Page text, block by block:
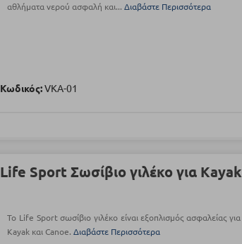
αθλήματα νερού ασφαλή και...Διαβάστε Περισσότερα
Κωδικός:VKA-01
Life Sport Σωσίβιο γιλέκο για Kayak
Το Life Sport σωσίβιο γιλέκο είναι εξοπλισμός ασφαλείας για
Kayak και Canoe.Διαβάστε Περισσότερα